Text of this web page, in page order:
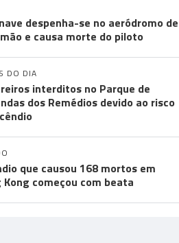
despenha-se no aeródromo de
e causa morte do piloto
DO DIA
interditos no Parque de
dos Remédios devido ao risco
que causou 168 mortos em
Kong começou com beata